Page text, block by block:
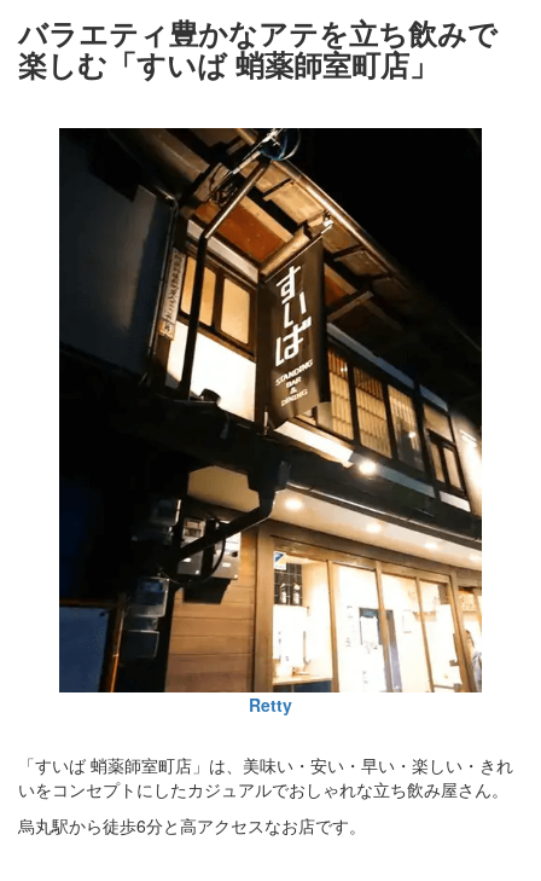
バラエティ豊かなアテを立ち飲みで
楽しむ「すいば 蛸薬師室町店」
Retty
「すいば 蛸薬師室町店」は、美味い・安い・早い・楽しい・きれ
いをコンセプトにしたカジュアルでおしゃれな立ち飲み屋さん。
烏丸駅から徒歩6分と高アクセスなお店です。